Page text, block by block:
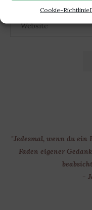
Cookie-Richtlinie
"Jedesmal, wenn du ein
Faden eigener
-